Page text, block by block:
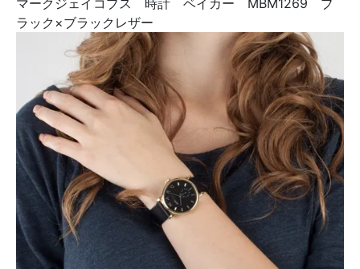
マークジェイコブス 時計 ベイカー MBM1269 ブ
ラック×ブラックレザー